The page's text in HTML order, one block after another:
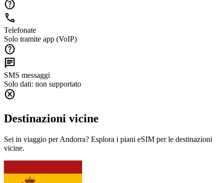
help
call
Telefonate
Solo tramite app (VoIP)
help
chat
SMS messaggi
Solo dati: non supportato
cancel
Destinazioni vicine
Sei in viaggio per Andorra? Esplora i piani eSIM per le destinazioni
vicine.